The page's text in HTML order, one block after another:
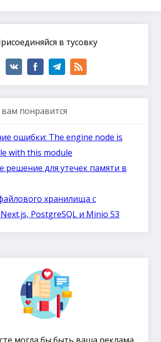
в тусовку
понравится
ошибки: The engine node is
with this module
решение для утечек памяти в
хранилища с
PostgreSQL и Minio S3